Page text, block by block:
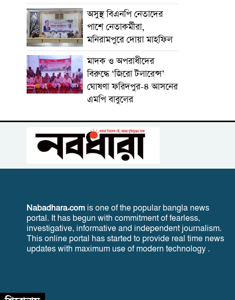
অসুস্থ বিএনপি নেতাদের
পাশে নেতাকর্মীরা,
মনিরামপুরে দোয়া মাহফিল
মাদক ও অপরাধীদের
বিরুদ্ধে ‘জিরো টলারেন্স’
ঘোষণা ফরিদপুর-৪ আসনের
এমপি বাবুলের
Nabadhara.com is one of the popular bangla news
portal. It has begun with commitment of fearless,
investigative, informative and independent journalism.
This online portal has started to provide real time news
updates with maximum use of modern technology .